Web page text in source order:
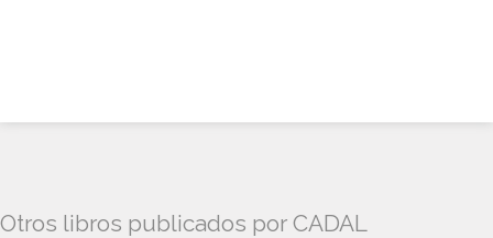
Otros libros publicados por CADAL